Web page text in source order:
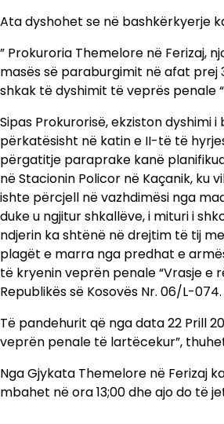
Ata dyshohet se në bashkërkyerje
” Prokuroria Themelore në Ferizaj,
masës së paraburgimit në afat prej
shkak të dyshimit të veprës penale
Sipas Prokurorisë, ekziston dyshimi i
përkatësisht në katin e II-të të
përgatitje paraprake kanë
në Stacionin Policor në Kaçanik, ku
ishte përcjell në vazhdimësi nga
duke u ngjitur shkallëve, i mituri i
ndjerin ka shtënë në drejtim të tij
plagët e marra nga predhat e
të kryenin veprën penale “Vrasje e
Republikës së Kosovës Nr. 06/L-074.
Të pandehurit që nga data 22 Prill
veprën penale të lartëcekur”,
Nga Gjykata Themelore në Ferizaj
mbahet në ora 13;00 dhe ajo do të